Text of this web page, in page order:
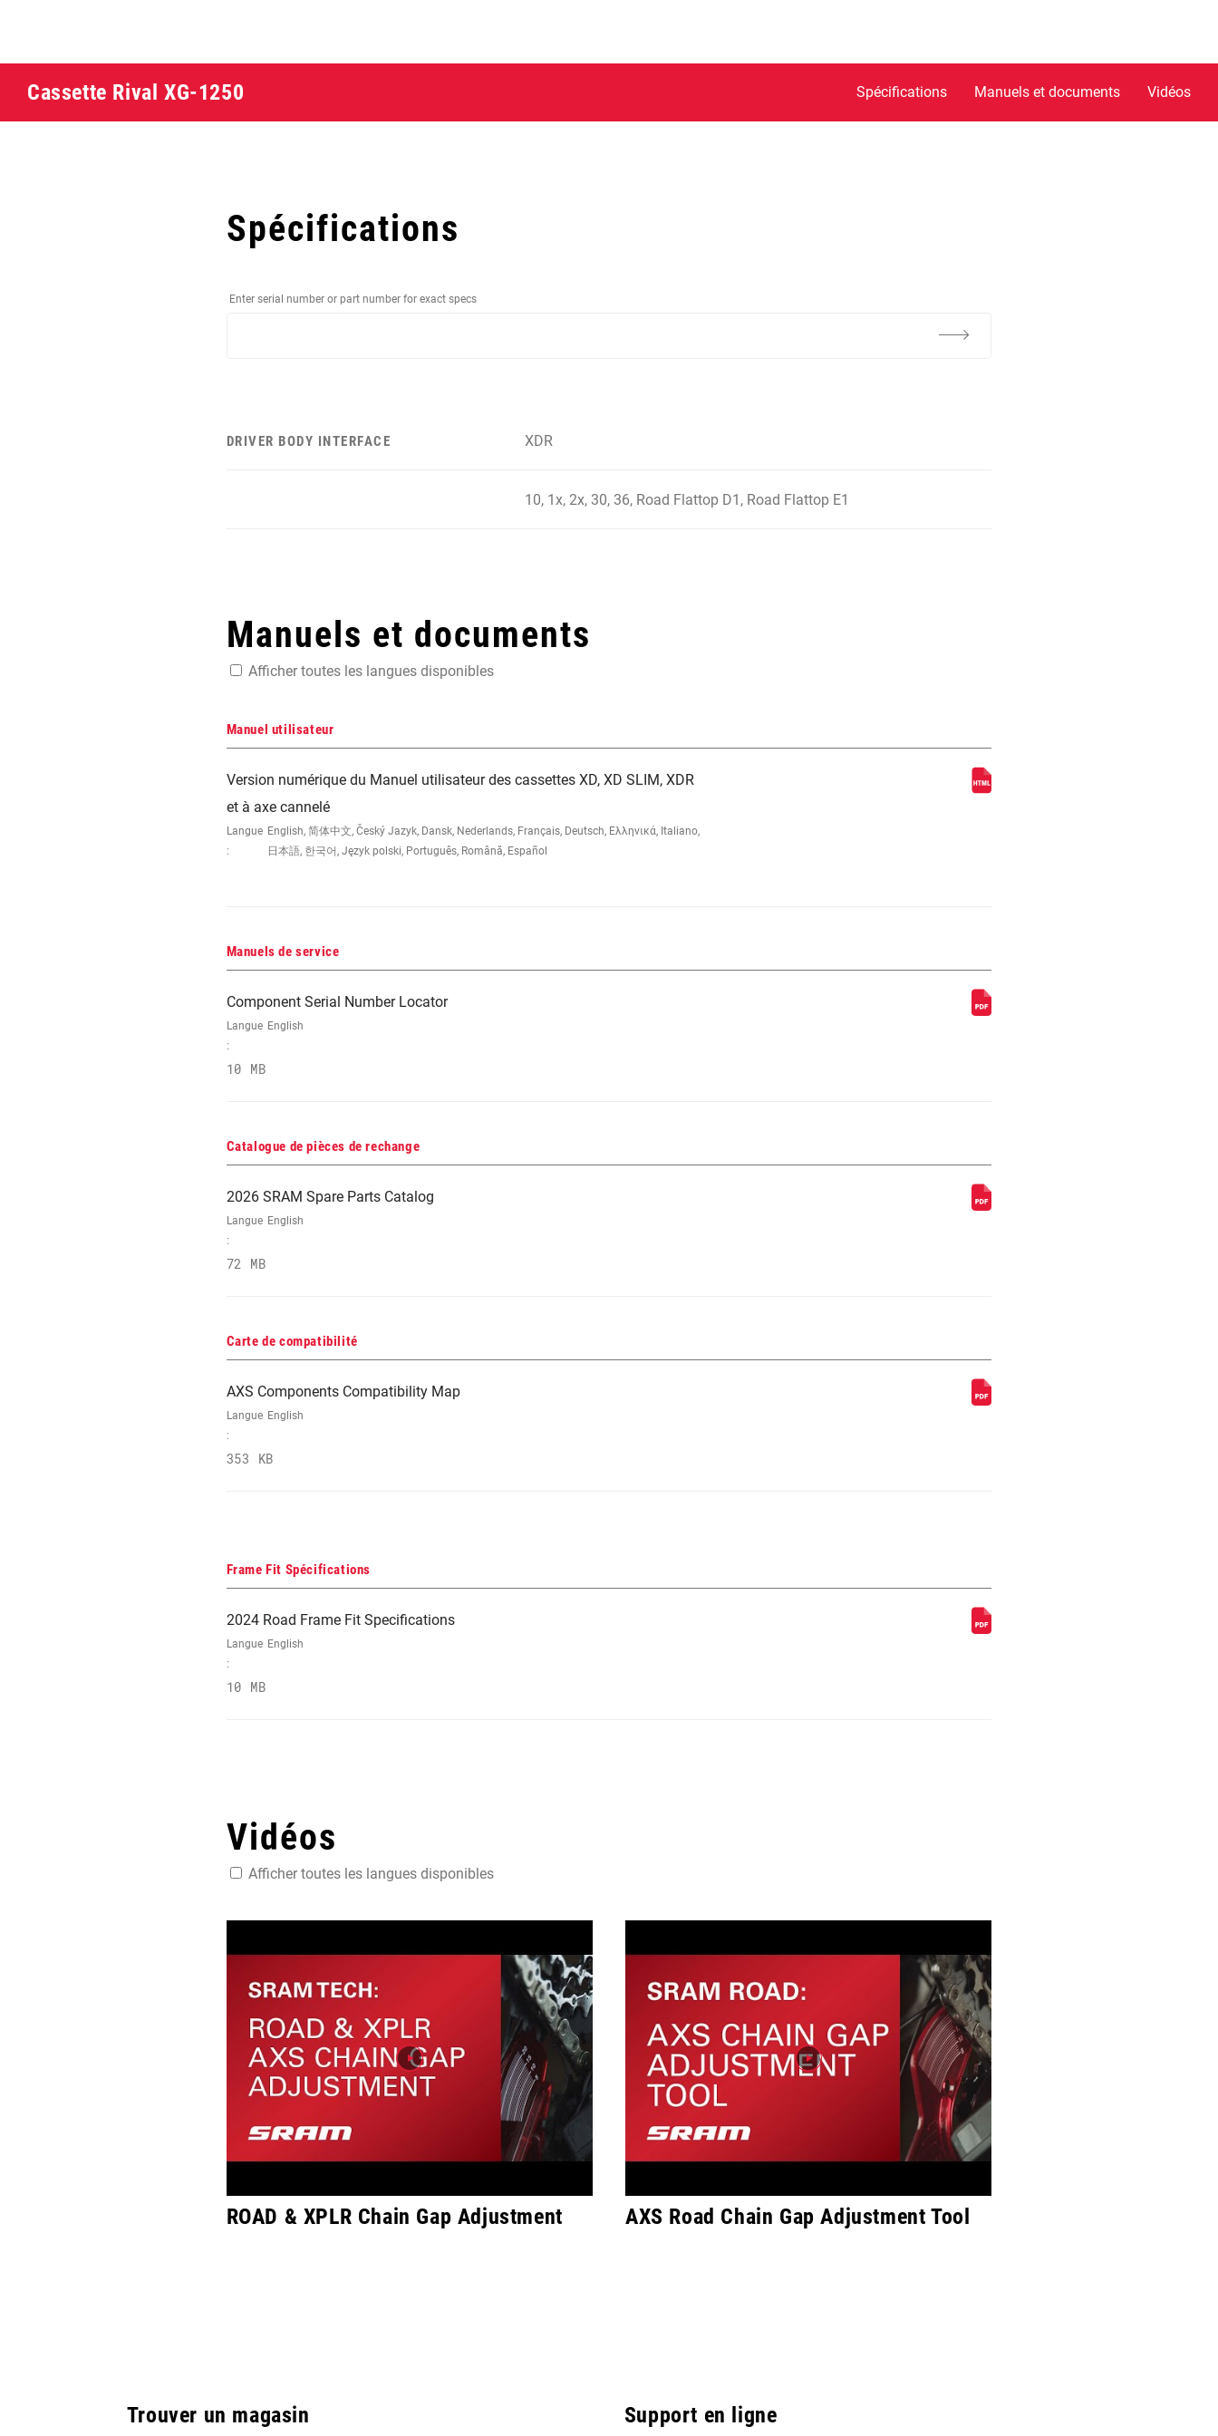
Cassette Rival XG-1250 Spécifications Manuels et documents Vidéos
Spécifications
Enter serial number or part number for exact specs
DRIVER BODY INTERFACE XDR
10, 1x, 2x, 30, 36, Road Flattop D1, Road Flattop E1
Manuels et documents
Afficher toutes les langues disponibles
Manuel utilisateur
Version numérique du Manuel utilisateur des cassettes XD, XD SLIM, XDR
et à axe cannelé
Langue
:
English, 简体中文, Český Jazyk, Dansk, Nederlands, Français, Deutsch, Ελληνικά, Italiano,
日本語, 한국어, Język polski, Português, Română, Español
Manuels de service
Component Serial Number Locator
Langue
:
English
10 MB
Catalogue de pièces de rechange
2026 SRAM Spare Parts Catalog
Langue
:
English
72 MB
Carte de compatibilité
AXS Components Compatibility Map
Langue
:
English
353 KB
Frame Fit Spécifications
2024 Road Frame Fit Specifications
Langue
:
English
10 MB
Vidéos
Afficher toutes les langues disponibles
ROAD & XPLR Chain Gap Adjustment AXS Road Chain Gap Adjustment Tool
Trouver un magasin Support en ligne